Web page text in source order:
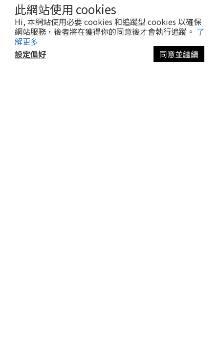
此網站使用 cookies
Hi, 本網站使用必要 cookies 和追蹤型 cookies 以確保
網站服務，後者將在獲得你的同意後才會執行追蹤。 了
解更多
設定偏好
同意並繼續